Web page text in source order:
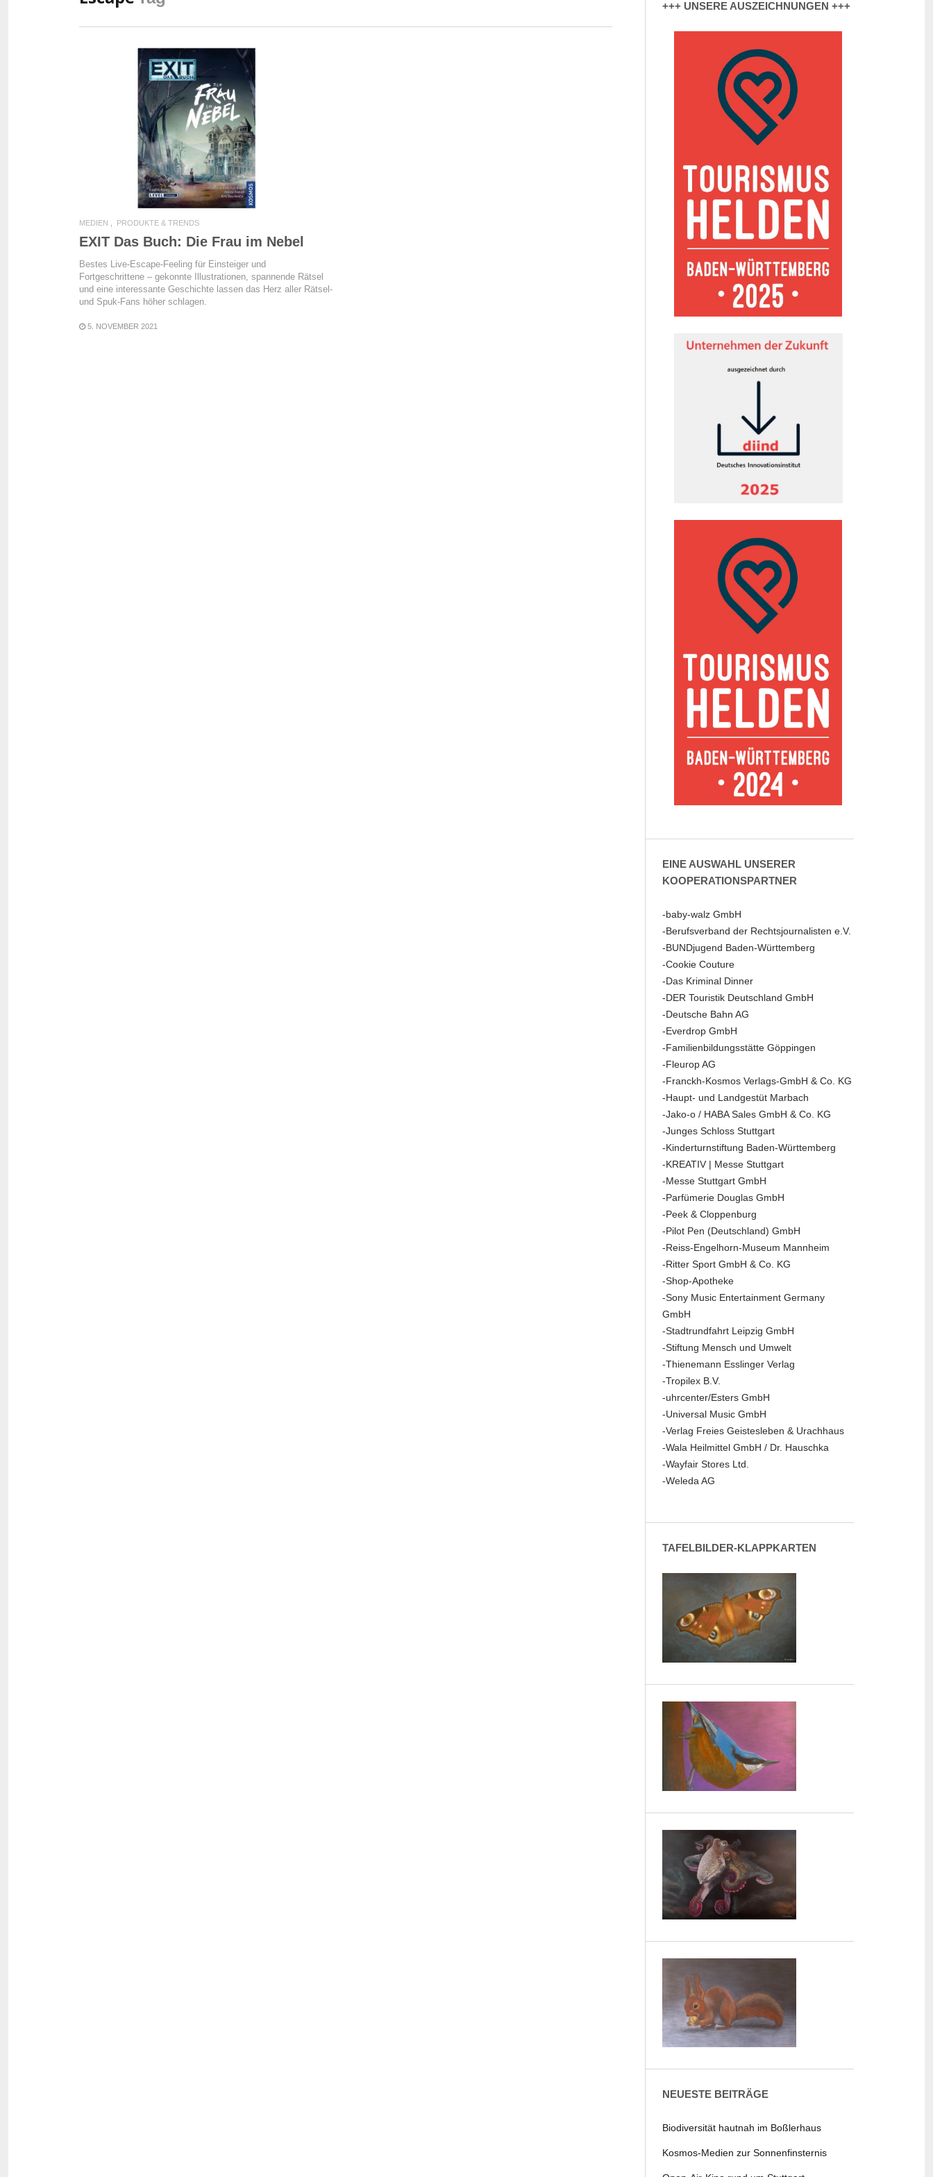
READ MORE
MEDIEN PRODUKTE & TRENDS
EXIT Das Buch: Die Frau im Nebel
Bestes Live-Escape-Feeling für Einsteiger und
Fortgeschrittene – gekonnte Illustrationen, spannende Rätsel
und eine interessante Geschichte lassen das Herz aller Rätsel-
und Spuk-Fans höher schlagen.
5. NOVEMBER 2021
+++ UNSERE AUSZEICHNUNGEN +++
EINE AUSWAHL UNSERER
KOOPERATIONSPARTNER
-baby-walz GmbH
-Berufsverband der Rechtsjournalisten e.V.
-BUNDjugend Baden-Württemberg
-Cookie Couture
-Das Kriminal Dinner
-DER Touristik Deutschland GmbH
-Deutsche Bahn AG
-Everdrop GmbH
-Familienbildungsstätte Göppingen
-Fleurop AG
-Franckh-Kosmos Verlags-GmbH & Co. KG
-Haupt- und Landgestüt Marbach
-Jako-o / HABA Sales GmbH & Co. KG
-Junges Schloss Stuttgart
-Kinderturnstiftung Baden-Württemberg
-KREATIV | Messe Stuttgart
-Messe Stuttgart GmbH
-Parfümerie Douglas GmbH
-Peek & Cloppenburg
-Pilot Pen (Deutschland) GmbH
-Reiss-Engelhorn-Museum Mannheim
-Ritter Sport GmbH & Co. KG
-Shop-Apotheke
-Sony Music Entertainment Germany
GmbH
-Stadtrundfahrt Leipzig GmbH
-Stiftung Mensch und Umwelt
-Thienemann Esslinger Verlag
-Tropilex B.V.
-uhrcenter/Esters GmbH
-Universal Music GmbH
-Verlag Freies Geistesleben & Urachhaus
-Wala Heilmittel GmbH / Dr. Hauschka
-Wayfair Stores Ltd.
-Weleda AG
TAFELBILDER-KLAPPKARTEN
NEUESTE BEITRÄGE
Biodiversität hautnah im Boßlerhaus
Kosmos-Medien zur Sonnenfinsternis